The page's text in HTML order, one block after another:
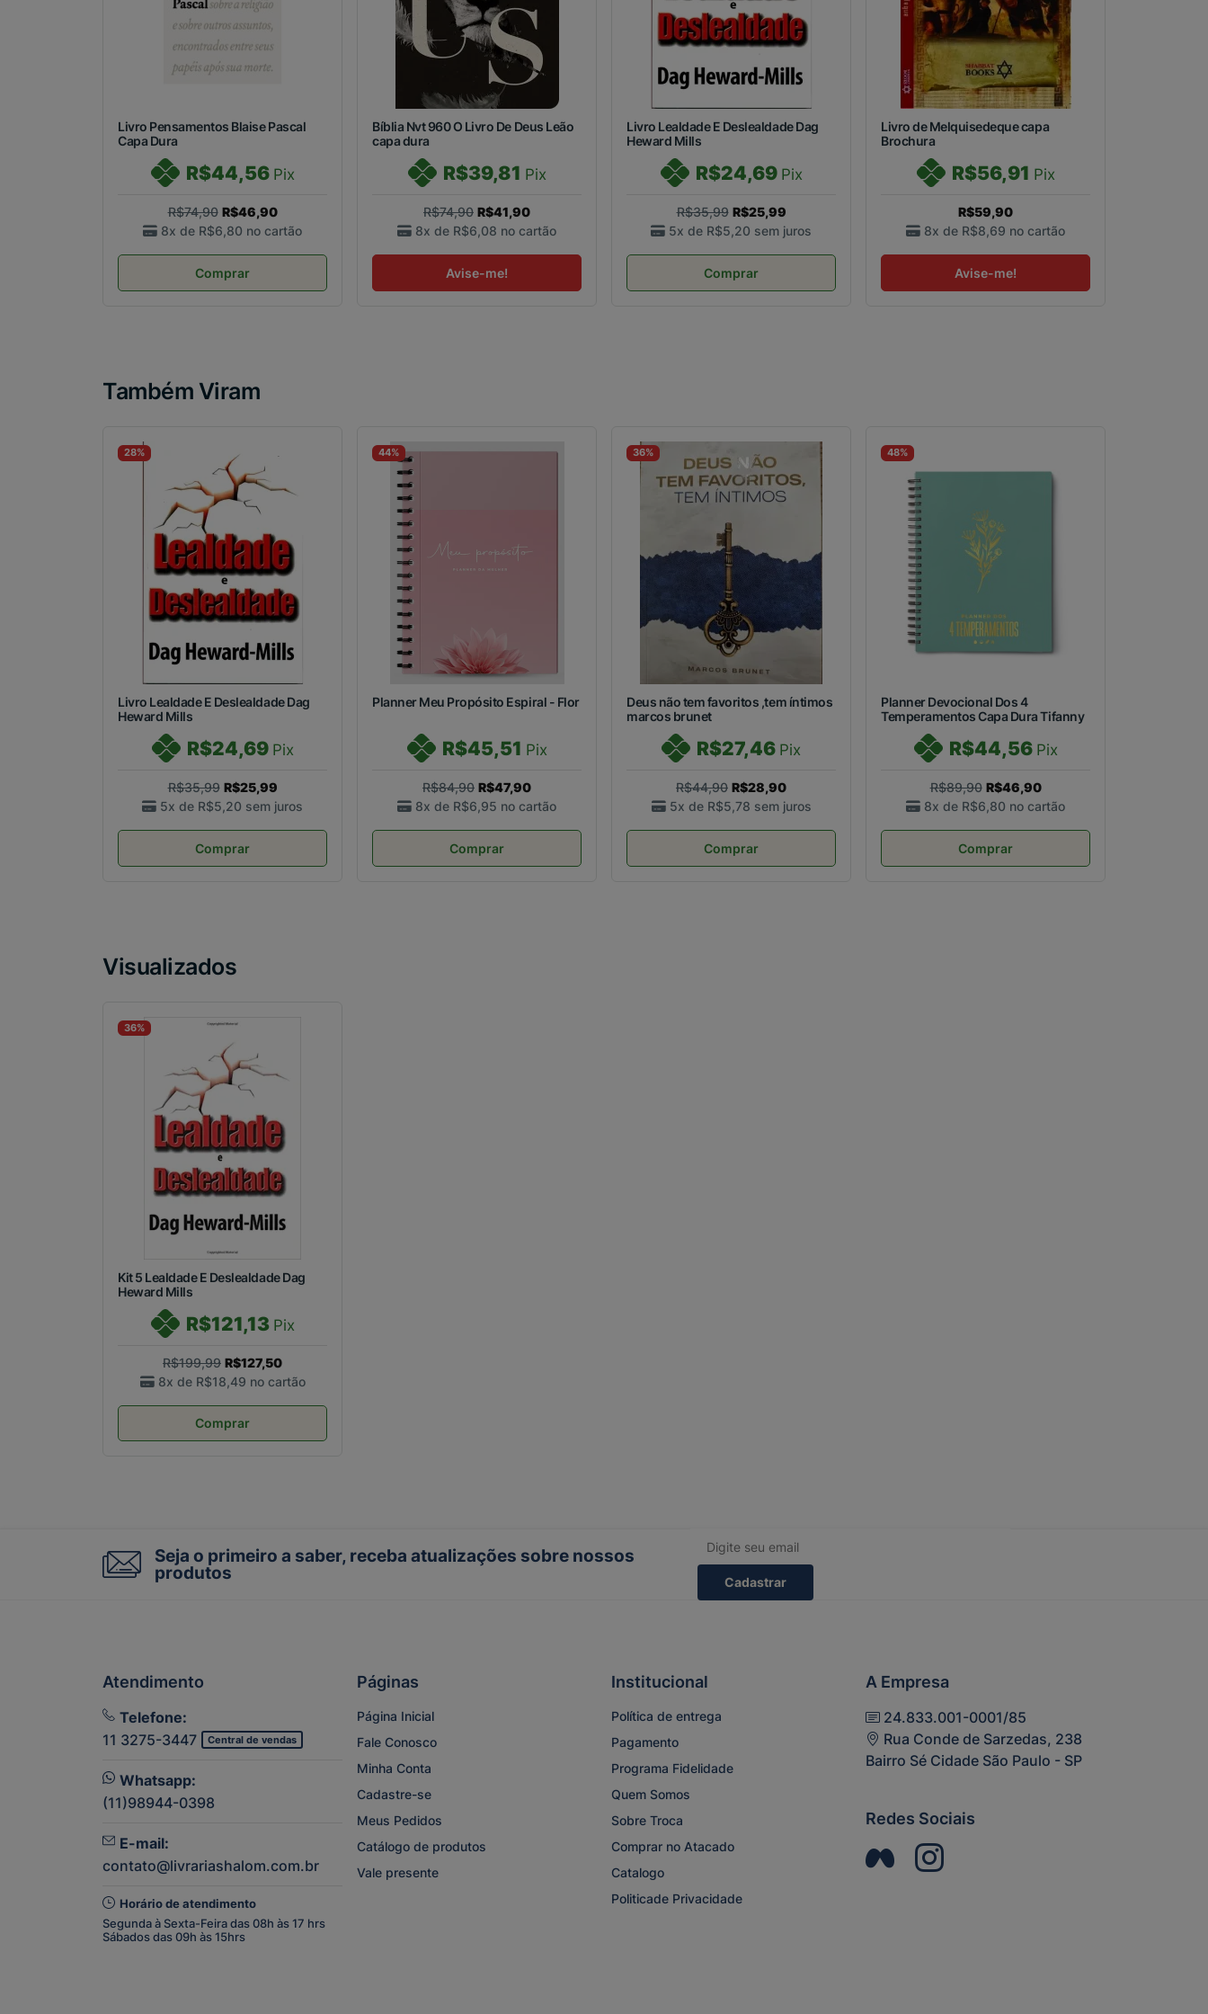
Livro Pensamentos Blaise Pascal
Capa Dura
R$44,56 Pix
R$74,90 R$46,90
8x de R$6,80 no cartão
Comprar
Bíblia Nvt 960 O Livro De Deus Leão
capa dura
R$39,81 Pix
R$74,90 R$41,90
8x de R$6,08 no cartão
Avise-me!
Livro Lealdade E Deslealdade Dag
Heward Mills
R$24,69 Pix
R$35,99 R$25,99
5x de R$5,20 sem juros
Comprar
Livro de Melquisedeque capa
Brochura
R$56,91 Pix
R$59,90
8x de R$8,69 no cartão
Avise-me!
Também Viram
28%
Livro Lealdade E Deslealdade Dag
Heward Mills
R$24,69 Pix
R$35,99 R$25,99
5x de R$5,20 sem juros
Comprar
44%
Planner Meu Propósito Espiral - Flor
R$45,51 Pix
R$84,90 R$47,90
8x de R$6,95 no cartão
Comprar
36%
Deus não tem favoritos ,tem íntimos
marcos brunet
R$27,46 Pix
R$44,90 R$28,90
5x de R$5,78 sem juros
Comprar
48%
Planner Devocional Dos 4
Temperamentos Capa Dura Tifanny
R$44,56 Pix
R$89,90 R$46,90
8x de R$6,80 no cartão
Comprar
Visualizados
36%
Kit 5 Lealdade E Deslealdade Dag
Heward Mills
R$121,13 Pix
R$199,99 R$127,50
8x de R$18,49 no cartão
Comprar
Seja o primeiro a saber, receba atualizações sobre nossos
produtos
Cadastrar
Atendimento
Telefone:
11 3275-3447
Central de vendas
Whatsapp:
(11)98944-0398
E-mail:
contato@livrariashalom.com.br
Horário de atendimento
Segunda à Sexta-Feira das 08h às 17 hrs
Sábados das 09h às 15hrs
Páginas
Página Inicial
Fale Conosco
Minha Conta
Cadastre-se
Meus Pedidos
Catálogo de produtos
Vale presente
Institucional
Política de entrega
Pagamento
Programa Fidelidade
Quem Somos
Sobre Troca
Comprar no Atacado
Catalogo
Politicade Privacidade
A Empresa
24.833.001-0001/85
Rua Conde de Sarzedas, 238
Bairro Sé Cidade São Paulo - SP
Redes Sociais